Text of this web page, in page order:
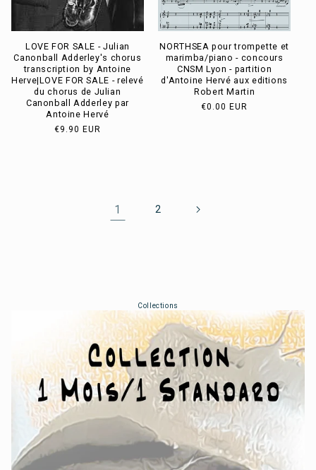
LOVE FOR SALE - Julian
Canonball Adderley's chorus
transcription by Antoine
Herve|LOVE FOR SALE - relevé
du chorus de Julian
Canonball Adderley par
Antoine Hervé
Prix
€9.90 EUR
NORTHSEA pour trompette et
marimba/piano - concours
CNSM Lyon - partition
d'Antoine Hervé aux editions
Robert Martin
Prix
€0.00 EUR
1 2
Collections